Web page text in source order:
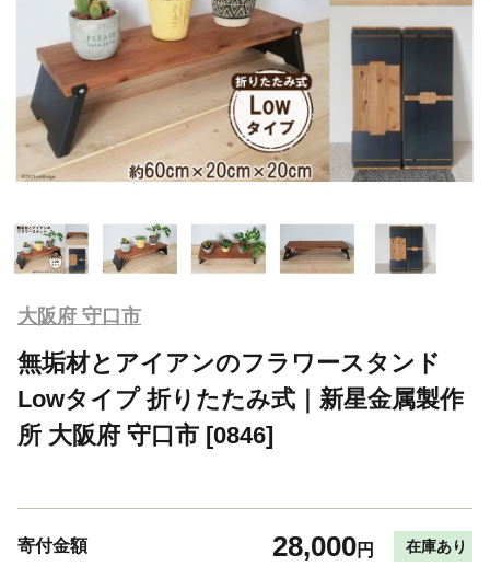
大阪府 守口市
無垢材とアイアンのフラワースタンド
Lowタイプ 折りたたみ式｜新星金属製作
所 大阪府 守口市 [0846]
寄付金額 28,000円 在庫あり